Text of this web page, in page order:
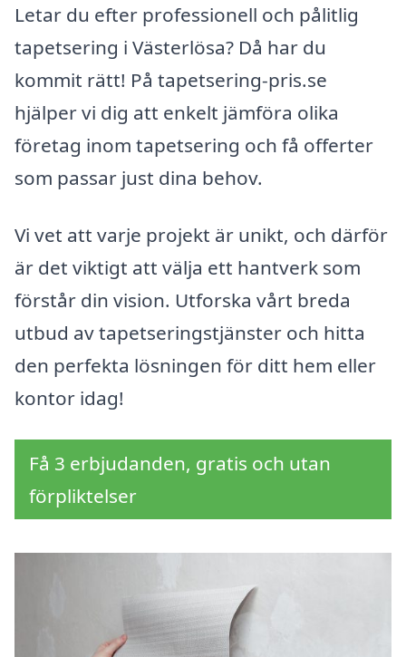
Letar du efter professionell och pålitlig
tapetsering i Västerlösa? Då har du
kommit rätt! På tapetsering-pris.se
hjälper vi dig att enkelt jämföra olika
företag inom tapetsering och få offerter
som passar just dina behov.
Vi vet att varje projekt är unikt, och därför
är det viktigt att välja ett hantverk som
förstår din vision. Utforska vårt breda
utbud av tapetseringstjänster och hitta
den perfekta lösningen för ditt hem eller
kontor idag!
Få 3 erbjudanden, gratis och utan
förpliktelser